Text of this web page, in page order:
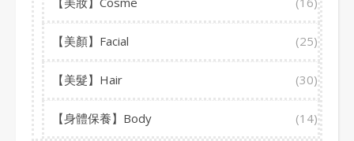
【美顏】Facial (25)
【美髮】Hair (30)
【身體保養】Body (14)